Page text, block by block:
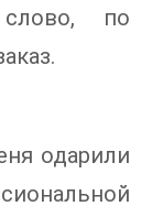
по
одарили